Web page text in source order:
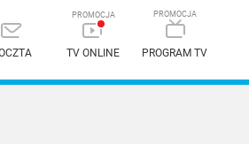
TV ONLINE PROGRAM TV